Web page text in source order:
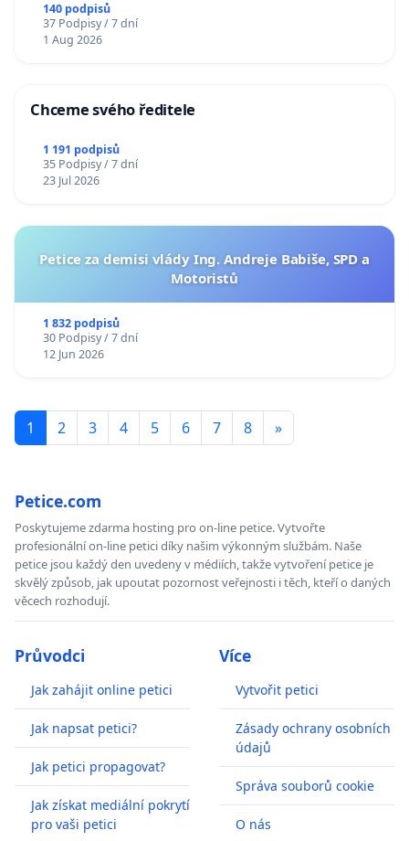
140 podpisů
37 Podpisy / 7 dní
1 Aug 2026
Chceme svého ředitele
1 191 podpisů
35 Podpisy / 7 dní
23 Jul 2026
Petice za demisi vlády Ing. Andreje Babiše, SPD a
Motoristů
1 832 podpisů
30 Podpisy / 7 dní
12 Jun 2026
1 2 3 4 5 6 7 8 »
Petice.com
Poskytujeme zdarma hosting pro on-line petice. Vytvořte
profesionální on-line petici díky našim výkonným službám. Naše
petice jsou každý den uvedeny v médiích, takže vytvoření petice je
skvělý způsob, jak upoutat pozornost veřejnosti i těch, kteří o daných
věcech rozhodují.
Průvodci
Jak zahájit online petici
Jak napsat petici?
Jak petici propagovat?
Jak získat mediální pokrytí
pro vaši petici
Více
Vytvořit petici
Zásady ochrany osobních
údajů
Správa souborů cookie
O nás